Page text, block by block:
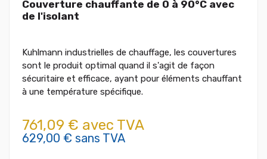
Couverture chauffante de 0 à 90°C avec
de l'isolant
Kuhlmann industrielles de chauffage, les couvertures
sont le produit optimal quand il s'agit de façon
sécuritaire et efficace, ayant pour éléments chauffant
à une température spécifique.
761,09 € avec TVA
629,00 € sans TVA